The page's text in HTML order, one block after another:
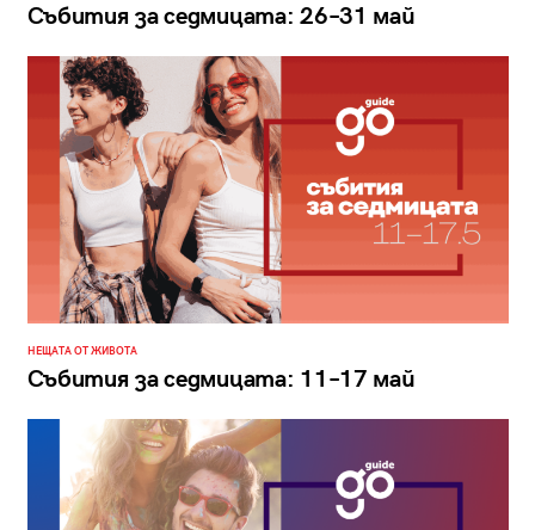
Събития за седмицата: 26–31 май
НЕЩАТА ОТ ЖИВОТА
Събития за седмицата: 11–17 май